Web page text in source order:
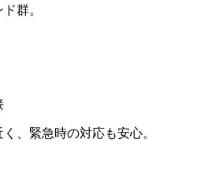
群。
、緊急時の対応も安心。